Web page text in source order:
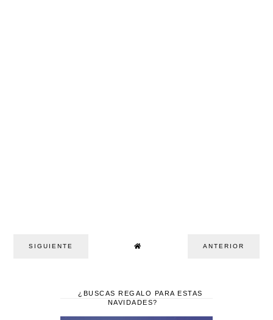
SIGUIENTE ANTERIOR
¿BUSCAS REGALO PARA ESTAS
NAVIDADES?